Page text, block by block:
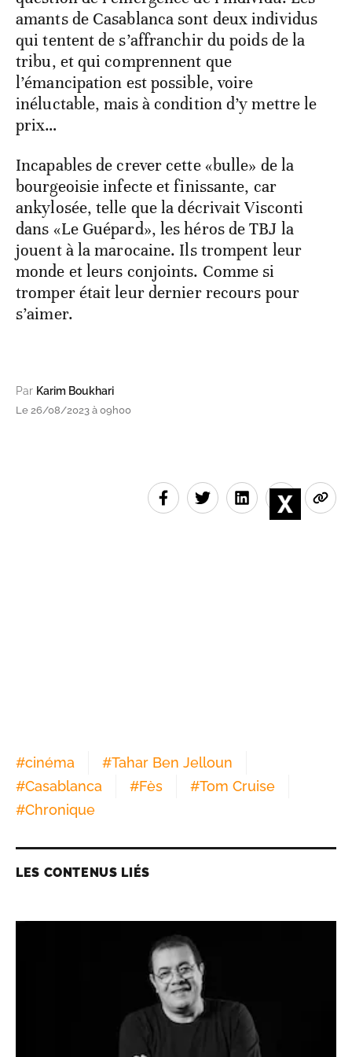
amants de Casablanca sont deux individus
qui tentent de s’affranchir du poids de la
tribu, et qui comprennent que
l’émancipation est possible, voire
inéluctable, mais à condition d’y mettre le
prix…
Incapables de crever cette «bulle» de la
bourgeoisie infecte et finissante, car
ankylosée, telle que la décrivait Visconti
dans «Le Guépard», les héros de TBJ la
jouent à la marocaine. Ils trompent leur
monde et leurs conjoints. Comme si
tromper était leur dernier recours pour
s’aimer.
Par Karim Boukhari
Le 26/08/2023 à 09h00
#cinéma #Tahar Ben Jelloun
#Casablanca #Fès #Tom Cruise
#Chronique
LES CONTENUS LIÉS